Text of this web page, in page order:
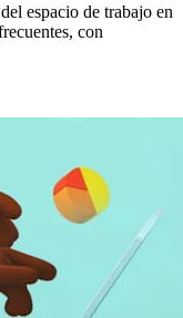
espacio de trabajo en
con